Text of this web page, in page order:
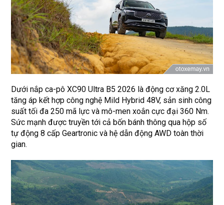
Dưới nắp ca-pô XC90 Ultra B5 2026 là động cơ xăng 2.0L
tăng áp kết hợp công nghệ Mild Hybrid 48V, sản sinh công
suất tối đa 250 mã lực và mô-men xoắn cực đại 360 Nm.
Sức mạnh được truyền tới cả bốn bánh thông qua hộp số
tự động 8 cấp Geartronic và hệ dẫn động AWD toàn thời
gian.